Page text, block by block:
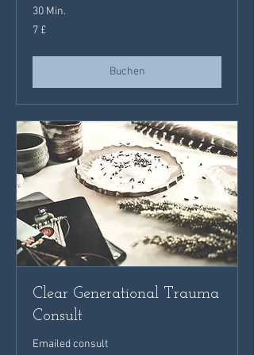
30 Min.
7
Britische
7 £
Buchen
Clear Generational Trauma
Consult
Emailed consult